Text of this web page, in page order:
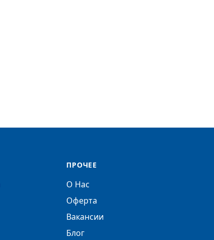
ПРОЧЕЕ
О Нас
Оферта
Вакансии
Блог